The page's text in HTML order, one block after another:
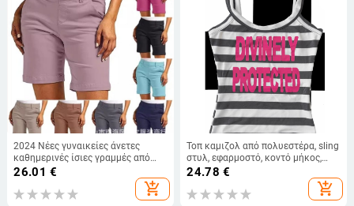
2024 Νέες γυναικείες άνετες
καθημερινές ίσιες γραμμές από
Twill με υψηλή ελαστικότητα,
26.01 €
add_shopping_cart
Τοπ καμιζολ από πολυεστέρα, sling
στυλ, εφαρμοστό, κοντό μήκος,
ριγέ/καρό μοτίβο
24.78 €
add_shopping_cart